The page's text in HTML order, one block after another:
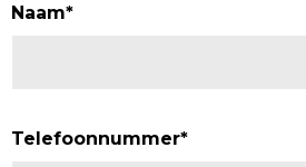
Naam*
Telefoonnummer*